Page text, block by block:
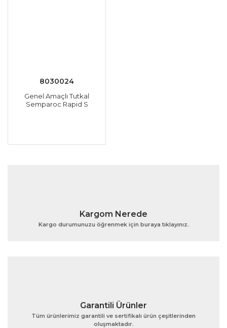
8030024
Genel Amaçlı Tutkal
Semparoc Rapid S
Kargom Nerede
Kargo durumunuzu öğrenmek için buraya tıklayınız.
Garantili Ürünler
Tüm ürünlerimiz garantili ve sertifikalı ürün çeşitlerinden
oluşmaktadır.